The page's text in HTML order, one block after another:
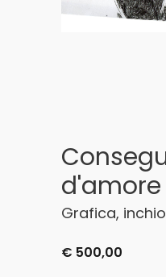
d'amore
Grafica,
€ 500,00